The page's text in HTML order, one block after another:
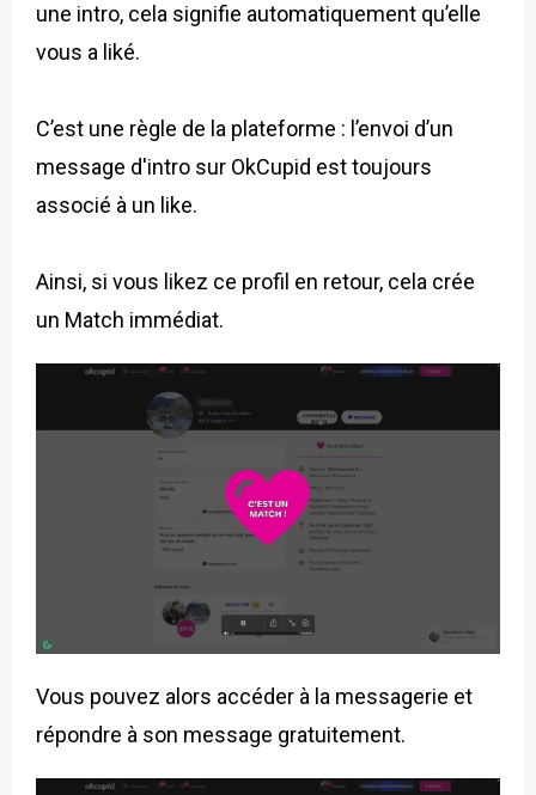
une intro, cela signifie automatiquement qu’elle
vous a liké.
C’est une règle de la plateforme : l’envoi d’un
message d'intro sur OkCupid est toujours
associé à un like.
Ainsi, si vous likez ce profil en retour, cela crée
un Match immédiat.
Vous pouvez alors accéder à la messagerie et
répondre à son message gratuitement.